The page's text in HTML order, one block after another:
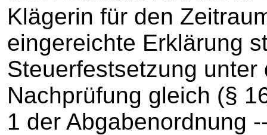
Klägerin für den
eingereichte Erklärung
Steuerfestsetzung unter
Nachprüfung gleich (§
1 der Abgabenordnung